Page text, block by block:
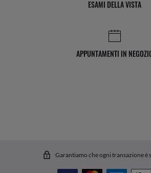
ESAMI DELLA VISTA
APPUNTAMENTI IN
Garantiamo che ogni transazione è